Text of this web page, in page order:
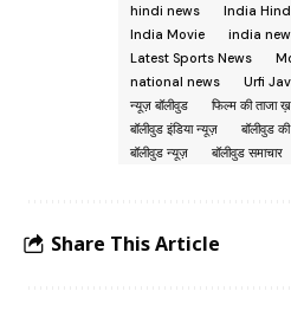
hindi news
India
India Movie
india
Latest Sports News
national news
Urfi
न्यूज़ बॉलीवुड
फिल्म की ताजा
बॉलीवुड इंडिया न्यूज़
बॉलीवुड
बॉलीवुड न्यूज़
बॉलीवुड समाचार
Share This Article